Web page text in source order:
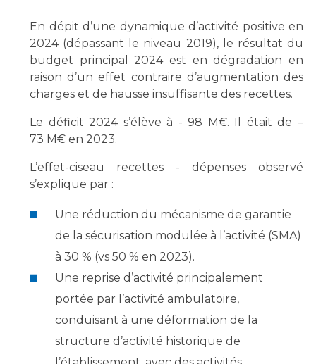
En dépit d’une dynamique d’activité positive en
2024 (dépassant le niveau 2019), le résultat du
budget principal 2024 est en dégradation en
raison d’un effet contraire d’augmentation des
charges et de hausse insuffisante des recettes.
Le déficit 2024 s’élève à - 98 M€. Il était de –
73 M€ en 2023.
L’effet-ciseau recettes - dépenses observé
s’explique par :
Une réduction du mécanisme de garantie
de la sécurisation modulée à l’activité (SMA)
à 30 % (vs 50 % en 2023).
Une reprise d’activité principalement
portée par l’activité ambulatoire,
conduisant à une déformation de la
structure d’activité historique de